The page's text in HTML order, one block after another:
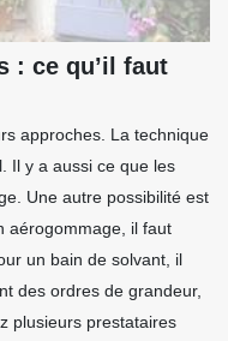
: ce qu’il faut
approches. La technique
Il y a aussi ce que les
Une autre possibilité est
aérogommage, il faut
un bain de solvant, il
des ordres de grandeur,
plusieurs prestataires